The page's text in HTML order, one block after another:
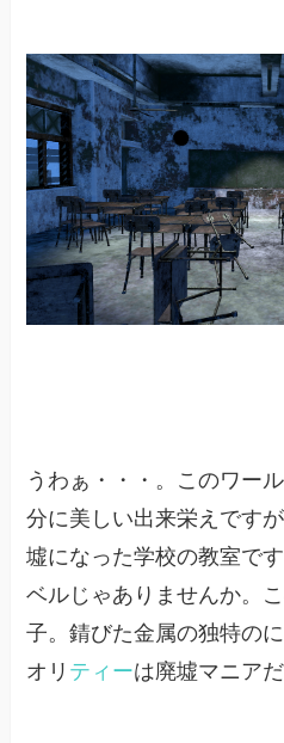
うわぁ・・・。このワー
分に美しい出来栄えです
墟になった学校の教室で
ベルじゃありませんか。
子。錆びた金属の独特の
オリ ティーは廃墟マニア